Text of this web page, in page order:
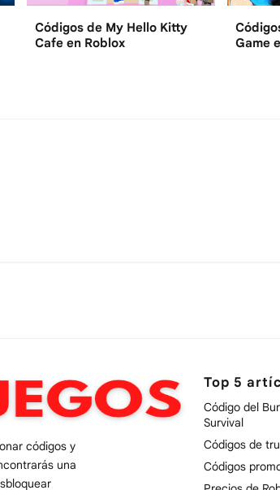
Códigos de My Hello Kitty
Cafe en Roblox
Game
códigos y
una
Top 5
Código del
Survival
Códigos de
Códigos